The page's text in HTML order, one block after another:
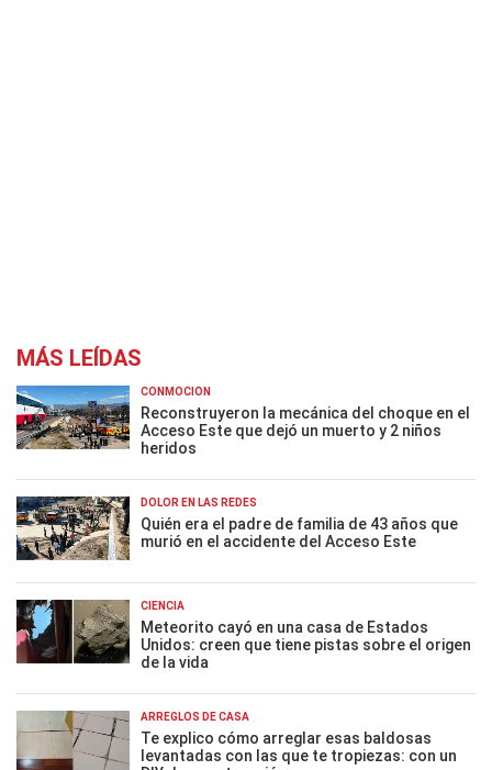
MÁS LEÍDAS
CONMOCIÓN
Reconstruyeron la mecánica del choque en el
Acceso Este que dejó un muerto y 2 niños
heridos
DOLOR EN LAS REDES
Quién era el padre de familia de 43 años que
murió en el accidente del Acceso Este
CIENCIA
Meteorito cayó en una casa de Estados
Unidos: creen que tiene pistas sobre el origen
de la vida
ARREGLOS DE CASA
Te explico cómo arreglar esas baldosas
levantadas con las que te tropiezas: con un